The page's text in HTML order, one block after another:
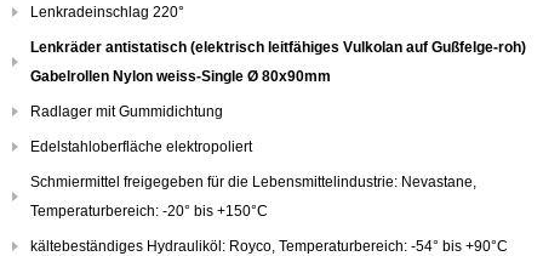
Lenkradeinschlag 220°
Lenkräder antistatisch (elektrisch leitfähiges Vulkolan auf Gußfelge-roh)
Gabelrollen Nylon weiss-Single Ø 80x90mm
Radlager mit Gummidichtung
Edelstahloberfläche elektropoliert
Schmiermittel freigegeben für die Lebensmittelindustrie: Nevastane,
Temperaturbereich: -20° bis +150°C
kältebeständiges Hydrauliköl: Royco, Temperaturbereich: -54° bis +90°C